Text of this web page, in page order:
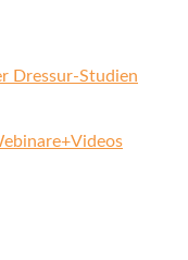
Dressur-Studien